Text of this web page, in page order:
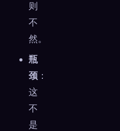
则
不
然。
瓶
颈 ：
这
不
是